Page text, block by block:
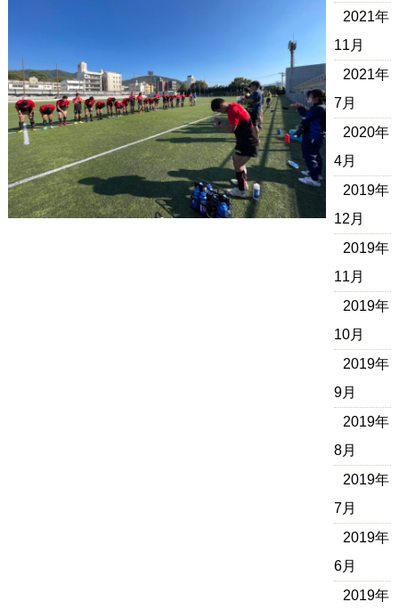
2021年
11月
2021年
7月
2020年
4月
2019年
12月
2019年
11月
2019年
10月
2019年
9月
2019年
8月
2019年
7月
2019年
6月
2019年